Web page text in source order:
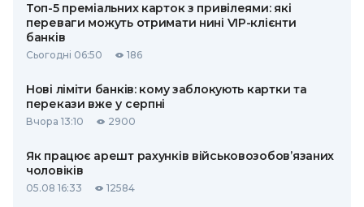
Топ-5 преміальних карток з привілеями: які
переваги можуть отримати нині VIP-клієнти
банків
Сьогодні 06:50 186
Нові ліміти банків: кому заблокують картки та
перекази вже у серпні
Вчора 13:10 2900
Як працює арешт рахунків військовозобов’язаних
чоловіків
05.08 16:33 12584